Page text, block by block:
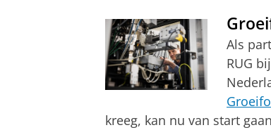
Als
RUG
kreeg, kan nu van start